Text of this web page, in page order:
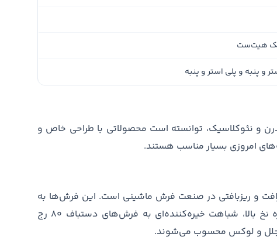
هیت‌ست
و پنبه و پلی استر و پنبه
و نئوکلاسیک، توانسته است محصولاتی با طراحی خاص و
امروزی بسیار مناسب هستند.
با تراکم ۳۶۰۰، مظهر ظرافت و ریزبافتی در صنعت فرش ماشینی است. این فرش‌ها به
دلیل استفاده از الیاف بسیار نازک و نمره نخ بالا، شباهت خیره‌کننده‌ای به فرش‌های دستباف ۸۰ رج
مجلل و لوکس محسوب می‌شوند.